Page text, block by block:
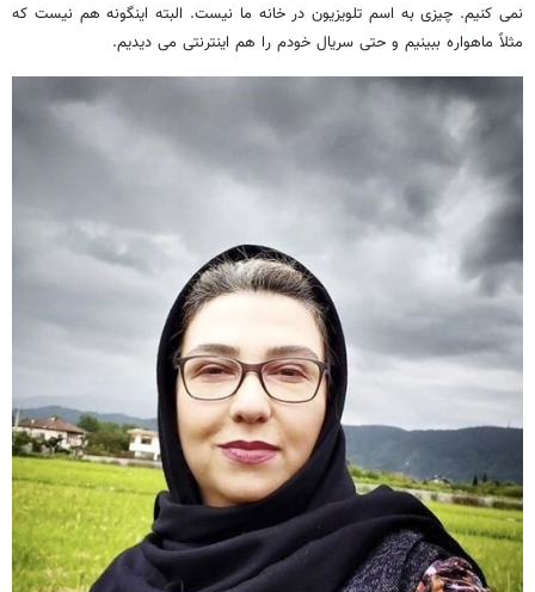
نمی کنیم. چیزی به اسم تلویزیون در خانه ما نیست. البته اینگونه هم نیست که
مثلاً ماهواره ببینیم و حتی سریال خودم را هم اینترنتی می دیدیم.